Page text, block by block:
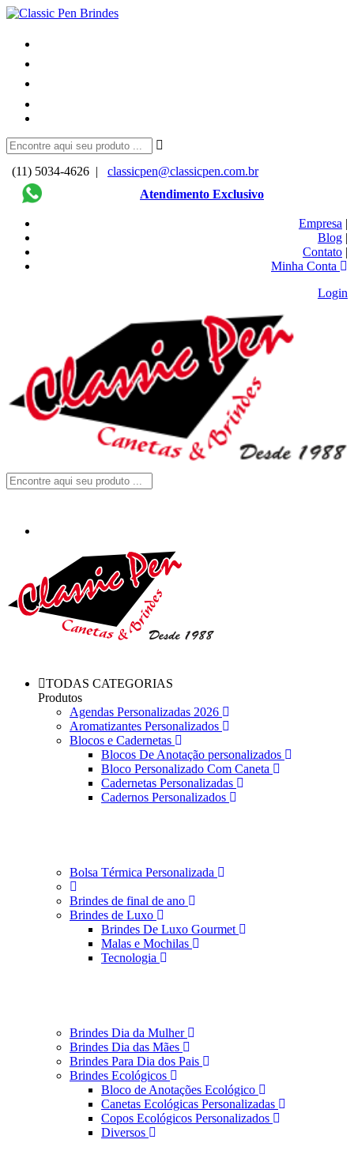
(11) 5034-4626 |
classicpen@classicpen.com.br
Atendimento Exclusivo
Empresa |
Blog |
Contato |
Minha Conta
Login
TODAS CATEGORIAS
Produtos
Agendas Personalizadas 2026
Aromatizantes Personalizados
Blocos e Cadernetas
Blocos De Anotação personalizados
Bloco Personalizado Com Caneta
Cadernetas Personalizadas
Cadernos Personalizados
Bolsa Térmica Personalizada
Brindes de final de ano
Brindes de Luxo
Brindes De Luxo Gourmet
Malas e Mochilas
Tecnologia
Brindes Dia da Mulher
Brindes Dia das Mães
Brindes Para Dia dos Pais
Brindes Ecológicos
Bloco de Anotações Ecológico
Canetas Ecológicas Personalizadas
Copos Ecológicos Personalizados
Diversos